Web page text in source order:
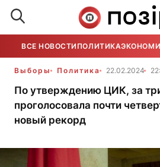
ВСЕ НОВОСТИ ПОЛИТИКА
Выборы Политика 22.02.2024
По утверждению ЦИК, за
проголосовала почти
новый рекорд